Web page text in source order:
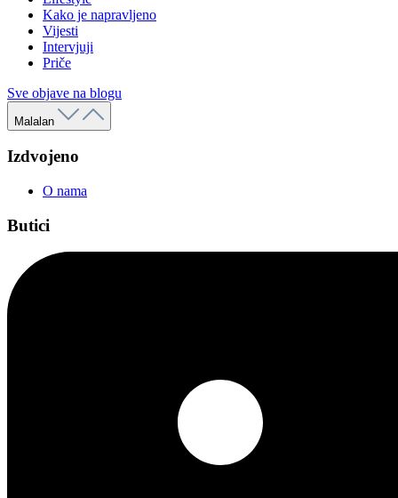
Kako je napravljeno
Vijesti
Intervjuji
Priče
Sve objave na blogu
Malalan
Izdvojeno
O nama
Butici